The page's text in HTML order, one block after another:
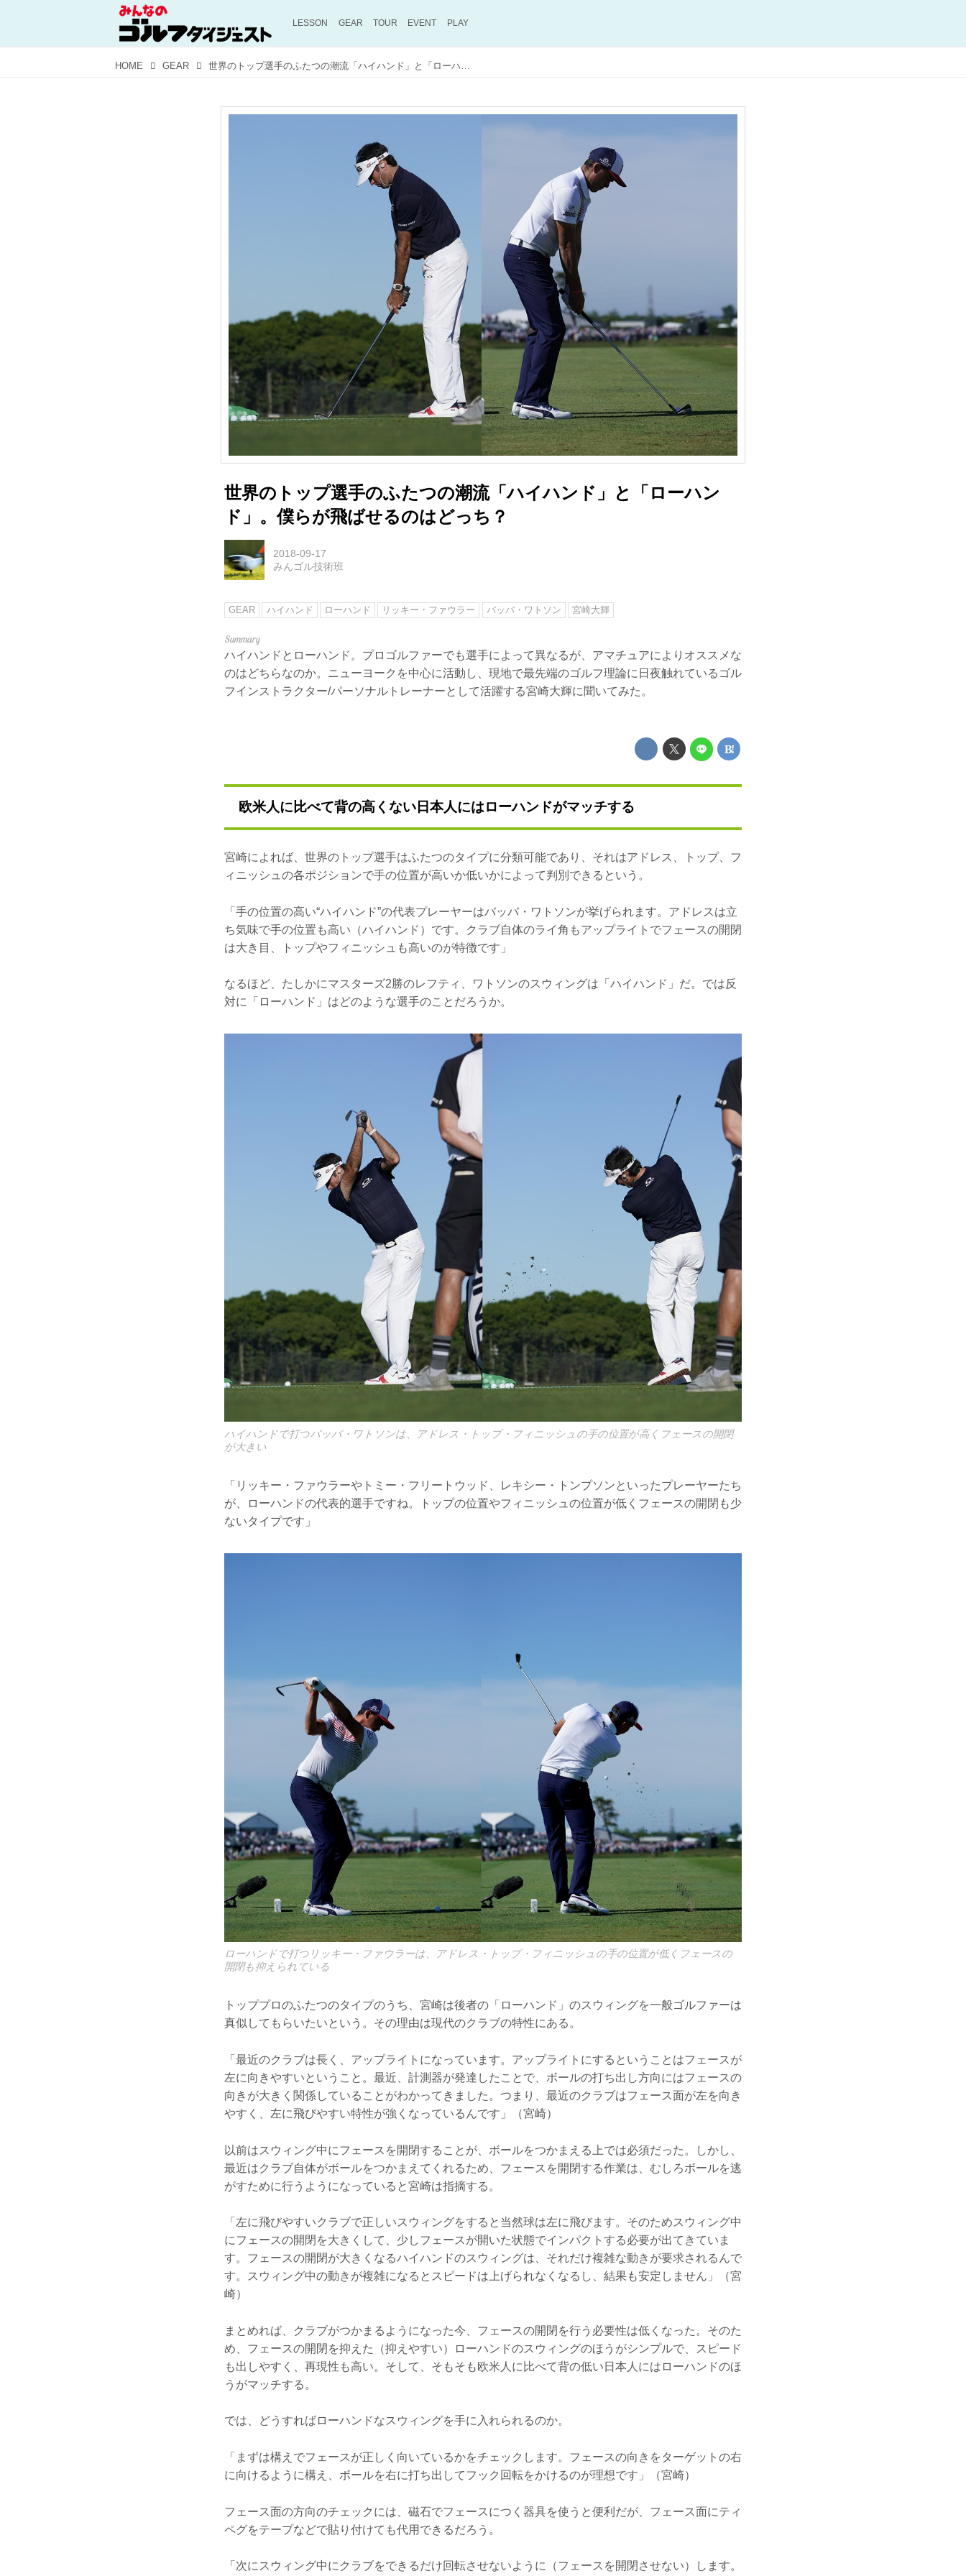
LESSON GEAR TOUR EVENT PLAY
HOME GEAR 世界のトップ選手のふたつの潮流「ハイハンド」と「ローハンド」。僕らが飛ばせるのはどっち？
世界のトップ選手のふたつの潮流「ハイハンド」と「ローハン
ド」。僕らが飛ばせるのはどっち？
2018-09-17
みんゴル技術班
GEAR ハイハンド ローハンド リッキー・ファウラー バッバ・ワトソン 宮崎大輝
ハイハンドとローハンド。プロゴルファーでも選手によって異なるが、アマチュアによりオススメな
のはどちらなのか。ニューヨークを中心に活動し、現地で最先端のゴルフ理論に日夜触れているゴル
フインストラクター/パーソナルトレーナーとして活躍する宮崎大輝に聞いてみた。
欧米人に比べて背の高くない日本人にはローハンドがマッチする
宮崎によれば、世界のトップ選手はふたつのタイプに分類可能であり、それはアドレス、トップ、フ
ィニッシュの各ポジションで手の位置が高いか低いかによって判別できるという。
「手の位置の高い“ハイハンド”の代表プレーヤーはバッバ・ワトソンが挙げられます。アドレスは立
ち気味で手の位置も高い（ハイハンド）です。クラブ自体のライ角もアップライトでフェースの開閉
は大き目、トップやフィニッシュも高いのが特徴です」
なるほど、たしかにマスターズ2勝のレフティ、ワトソンのスウィングは「ハイハンド」だ。では反
対に「ローハンド」はどのような選手のことだろうか。
ハイハンドで打つバッバ・ワトソンは、アドレス・トップ・フィニッシュの手の位置が高くフェースの開閉
が大きい
「リッキー・ファウラーやトミー・フリートウッド、レキシー・トンプソンといったプレーヤーたち
が、ローハンドの代表的選手ですね。トップの位置やフィニッシュの位置が低くフェースの開閉も少
ないタイプです」
ローハンドで打つリッキー・ファウラーは、アドレス・トップ・フィニッシュの手の位置が低くフェースの
開閉も抑えられている
トッププロのふたつのタイプのうち、宮崎は後者の「ローハンド」のスウィングを一般ゴルファーは
真似してもらいたいという。その理由は現代のクラブの特性にある。
「最近のクラブは長く、アップライトになっています。アップライトにするということはフェースが
左に向きやすいということ。最近、計測器が発達したことで、ボールの打ち出し方向にはフェースの
向きが大きく関係していることがわかってきました。つまり、最近のクラブはフェース面が左を向き
やすく、左に飛びやすい特性が強くなっているんです」（宮崎）
以前はスウィング中にフェースを開閉することが、ボールをつかまえる上では必須だった。しかし、
最近はクラブ自体がボールをつかまえてくれるため、フェースを開閉する作業は、むしろボールを逃
がすために行うようになっていると宮崎は指摘する。
「左に飛びやすいクラブで正しいスウィングをすると当然球は左に飛びます。そのためスウィング中
にフェースの開閉を大きくして、少しフェースが開いた状態でインパクトする必要が出てきていま
す。フェースの開閉が大きくなるハイハンドのスウィングは、それだけ複雑な動きが要求されるんで
す。スウィング中の動きが複雑になるとスピードは上げられなくなるし、結果も安定しません」（宮
崎）
まとめれば、クラブがつかまるようになった今、フェースの開閉を行う必要性は低くなった。そのた
め、フェースの開閉を抑えた（抑えやすい）ローハンドのスウィングのほうがシンプルで、スピード
も出しやすく、再現性も高い。そして、そもそも欧米人に比べて背の低い日本人にはローハンドのほ
うがマッチする。
では、どうすればローハンドなスウィングを手に入れられるのか。
「まずは構えでフェースが正しく向いているかをチェックします。フェースの向きをターゲットの右
に向けるように構え、ボールを右に打ち出してフック回転をかけるのが理想です」（宮崎）
フェース面の方向のチェックには、磁石でフェースにつく器具を使うと便利だが、フェース面にティ
ペグをテープなどで貼り付けても代用できるだろう。
「次にスウィング中にクラブをできるだけ回転させないように（フェースを開閉させない）します。